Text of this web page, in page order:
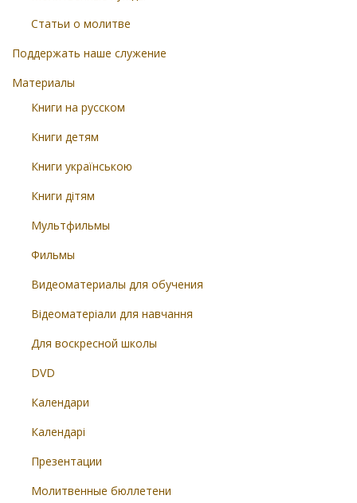
Статьи о молитве
Поддержать наше служение
Материалы
Книги на русском
Книги детям
Книги українською
Книги дітям
Мультфильмы
Фильмы
Видеоматериалы для обучения
Відеоматеріали для навчання
Для воскресной школы
DVD
Календари
Календарі
Презентации
Молитвенные бюллетени